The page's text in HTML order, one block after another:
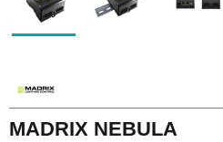
MADRIX NEBULA